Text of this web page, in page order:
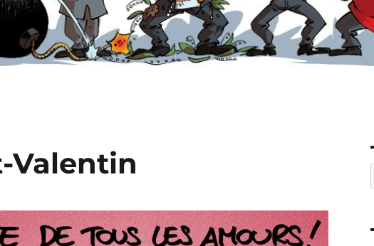
Valentin